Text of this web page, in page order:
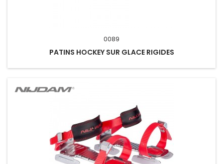
0089
PATINS HOCKEY SUR GLACE RIGIDES